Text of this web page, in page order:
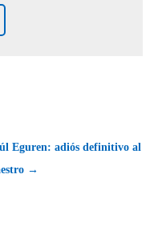
Eguren: adiós definitivo al
→